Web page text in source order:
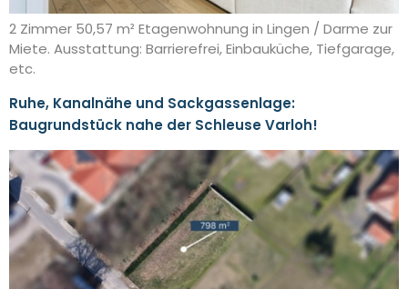
2 Zimmer 50,57 m² Etagenwohnung in Lingen / Darme zur
Miete. Ausstattung: Barrierefrei, Einbauküche, Tiefgarage,
etc.
Ruhe, Kanalnähe und Sackgassenlage:
Baugrundstück nahe der Schleuse Varloh!